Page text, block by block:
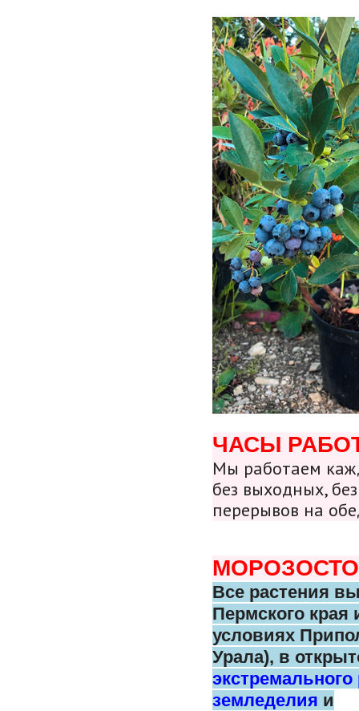
ЧАСЫ
Мы работаем
без выходных,
перерывов на
Все растения
Пермского края
условиях
Урала), в
экстремального
земледелия и